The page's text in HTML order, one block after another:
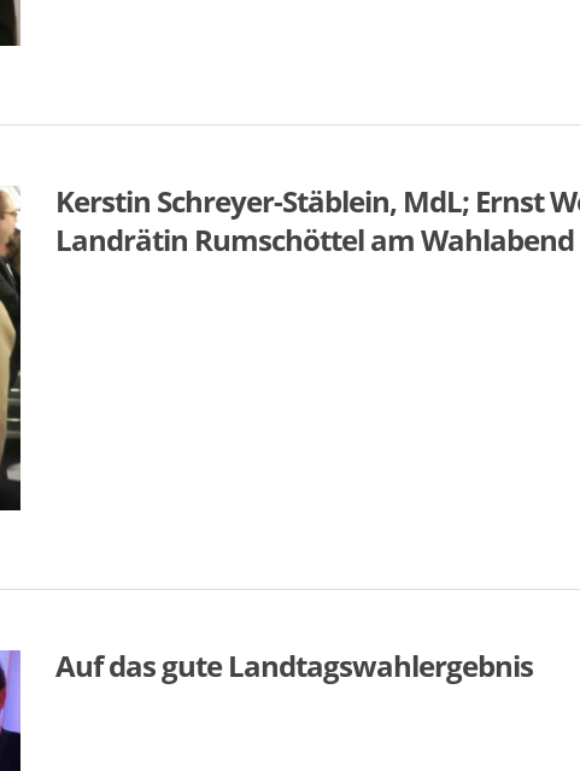
Kerstin Schreyer-Stäblein, MdL; Ernst
Landrätin Rumschöttel am Wahlabend
Auf das gute Landtagswahlergebnis